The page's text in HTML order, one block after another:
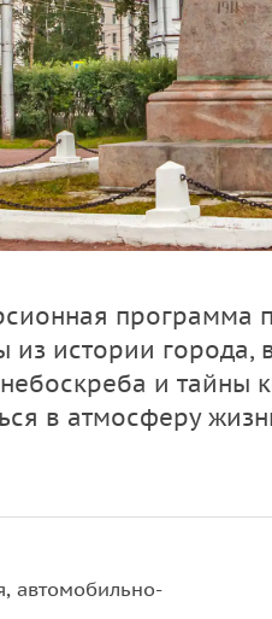
программа
истории города,
и тайны
в атмосферу
автомобильно-